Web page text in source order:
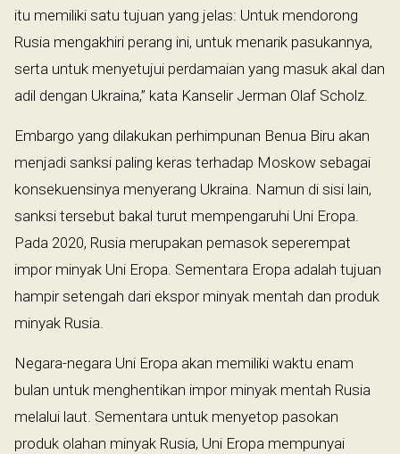
itu memiliki satu tujuan yang jelas: Untuk mendorong
Rusia mengakhiri perang ini, untuk menarik pasukannya,
serta untuk menyetujui perdamaian yang masuk akal dan
adil dengan Ukraina,” kata Kanselir Jerman Olaf Scholz.
Embargo yang dilakukan perhimpunan Benua Biru akan
menjadi sanksi paling keras terhadap Moskow sebagai
konsekuensinya menyerang Ukraina. Namun di sisi lain,
sanksi tersebut bakal turut mempengaruhi Uni Eropa.
Pada 2020, Rusia merupakan pemasok seperempat
impor minyak Uni Eropa. Sementara Eropa adalah tujuan
hampir setengah dari ekspor minyak mentah dan produk
minyak Rusia.
Negara-negara Uni Eropa akan memiliki waktu enam
bulan untuk menghentikan impor minyak mentah Rusia
melalui laut. Sementara untuk menyetop pasokan
produk olahan minyak Rusia, Uni Eropa mempunyai